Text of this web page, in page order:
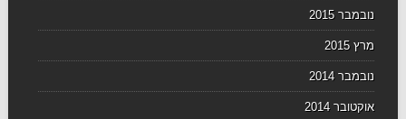
נובמבר 2015
מרץ 2015
נובמבר 2014
אוקטובר 2014